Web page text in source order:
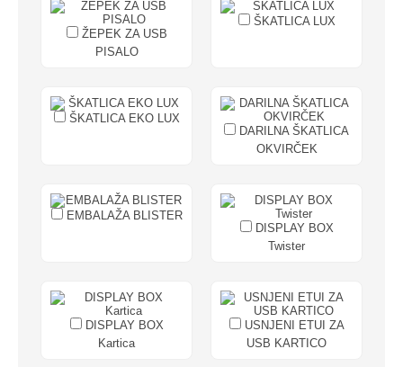
ŽEPEK ZA USB
PISALO
ŠKATLICA LUX
ŠKATLICA EKO LUX
DARILNA ŠKATLICA
OKVIRČEK
EMBALAŽA BLISTER
DISPLAY BOX
Twister
DISPLAY BOX
Kartica
USNJENI ETUI ZA
USB KARTICO